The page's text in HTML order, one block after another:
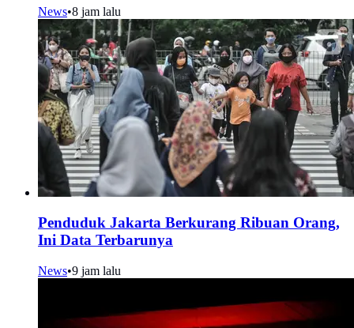
News•8 jam lalu
Penduduk Jakarta Berkurang Ribuan Orang,
Ini Data Terbarunya
News•9 jam lalu